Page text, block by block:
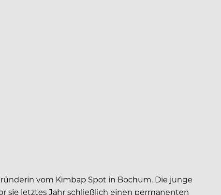
vom Kimbap Spot in Bochum. Die junge
sie letztes Jahr schließlich einen permanenten